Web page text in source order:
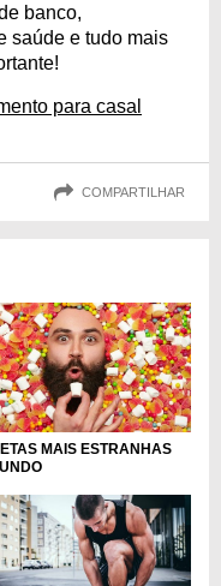
banco,
saúde e tudo mais
para casal
COMPARTILHAR
MAIS ESTRANHAS